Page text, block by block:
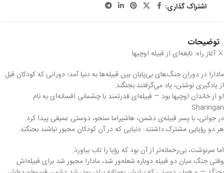
اشتراک گذاری:
توضیحات
⚔️ آغاز راه: نابغه‌ای از قبیله اوچیها
مادارا در دوران جنگ‌های بی‌پایان بین قبیله‌ها به دنیا آمد؛ دورانی که کودکان قبل
از یادگیری نوشتن، یاد می‌گرفتند بجنگند.
او از خاندان اوچیها بود — قبیله‌ای قدرتمند با چشمانی افسانه‌ای به نام
Sharingan.
در جوانی، با پسر قبیله‌ی دشمن، هاشیراما سنجو، دوستی عمیقی پیدا کرد.
هر دو رؤیایی مشترک داشتند: دنیایی که در آن کودکان مجبور نباشند بجنگند.
اما سرنوشت، بی‌رحمانه‌تر از آن بود که رؤیا را تاب بیاورد.
وقتی جنگ میان دو قبیله دوباره شعله‌ور شد، مادارا مجبور شد برای قبیله‌اش